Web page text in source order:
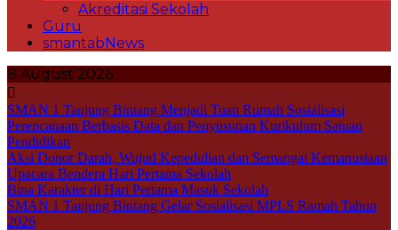
Akreditasi Sekolah
Guru
smantabNews
8 August 2026
SMAN 1 Tanjung Bintang Menjadi Tuan Rumah Sosialisasi
Perencanaan Berbasis Data dan Penyusunan Kurikulum Satuan
Pendidikan
Aksi Donor Darah, Wujud Kepedulian dan Semangat Kemanusiaan
Upacara Bendera Hari Pertama Sekolah
Bina Karakter di Hari Pertama Masuk Sekolah
SMAN 1 Tanjung Bintang Gelar Sosialisasi MPLS Ramah Tahun
2026